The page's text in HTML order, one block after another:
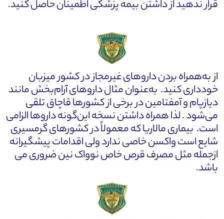
قرار ندهید از داشتن بیمه پزشکی اطمینان حاصل کنید.
از به‌همراه بردن داروهای غیرمجاز در کشور میزبان
خودداری کنید. به‌عنوان مثال داروهای آرام‌بخش مانند
دیازپام و آمفتامین در برخی از کشورها قاچاق تلقی
می‌شود . لذا همراه داشتن نسخه این‌گونه داروها الزامی
است. بیماری مالاریا که معمولاً در کشورهای گرمسیری
شایع است واکسن خاصی ندارد ولی اقدامات پیشگیرانه
ازجمله مثل مصرف قرص خاص نوواک نین ضروری می
باشد.